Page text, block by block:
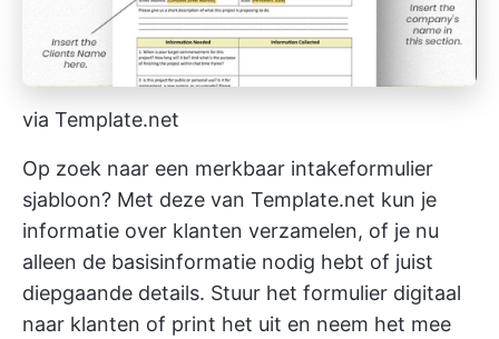
via Template.net
Op zoek naar een merkbaar intakeformulier
sjabloon? Met deze van Template.net kun je
informatie over klanten verzamelen, of je nu
alleen de basisinformatie nodig hebt of juist
diepgaande details. Stuur het formulier digitaal
naar klanten of print het uit en neem het mee